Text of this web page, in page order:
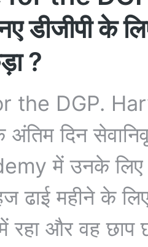
डीजीपी के
?
the DGP.
अंतिम दिन
में उनके लिए
ढाई महीने के
में रहा और वह